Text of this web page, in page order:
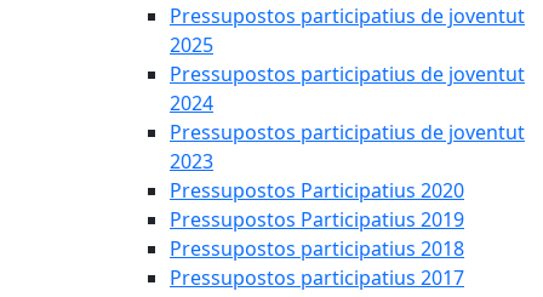
Pressupostos participatius de joventut
2025
Pressupostos participatius de joventut
2024
Pressupostos participatius de joventut
2023
Pressupostos Participatius 2020
Pressupostos Participatius 2019
Pressupostos participatius 2018
Pressupostos participatius 2017